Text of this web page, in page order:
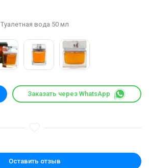
Туалетная вода 50 мл
Заказать через WhatsApp
Оставить отзыв